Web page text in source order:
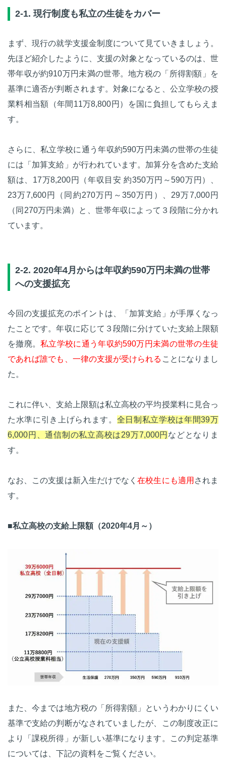
2-1. 現行制度も私立の生徒をカバー
まず、現行の就学支援金制度について見ていきましょう。
先ほど紹介したように、支援の対象となっているのは、世
帯年収が約910万円未満の世帯。地方税の「所得割額」を
基準に適否が判断されます。対象になると、公立学校の授
業料相当額（年間11万8,800円）を国に負担してもらえま
す。
さらに、私立学校に通う年収約590万円未満の世帯の生徒
には「加算支給」が行われています。加算分を含めた支給
額は、17万8,200円（年収目安 約350万円～590万円）、
23万7,600円（同約270万円～350万円）、29万7,000円
（同270万円未満）と、世帯年収によって３段階に分かれ
ています。
2-2. 2020年4月からは年収約590万円未満の世帯
への支援拡充
今回の支援拡充のポイントは、「加算支給」が手厚くなっ
たことです。年収に応じて３段階に分けていた支給上限額
を撤廃。私立学校に通う年収約590万円未満の世帯の生徒
であれば誰でも、一律の支援が受けられる ことになりまし
た。
これに伴い、支給上限額は私立高校の平均授業料に見合っ
た水準に引き上げられます。 全日制私立学校は年間39万
6,000円、通信制の私立高校は29万7,000円 などとなりま
す。
なお、この支援は新入生だけでなく在校生にも適用 されま
す。
■私立高校の支給上限額（2020年4月～）
また、今までは地方税の「所得割額」というわかりにくい
基準で支給の判断がなされていましたが、この制度改正に
より「課税所得」が新しい基準になります。この判定基準
については、下記の資料をご覧ください。